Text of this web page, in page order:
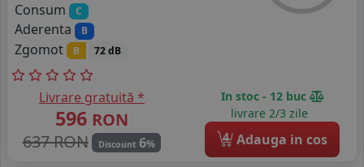
Consum
C
Aderenta B
Zgomot B 72 dB
Livrare gratuită *
596 RON
637 RON
Discount 6%
In stoc - 12 buc
livrare 2/3 zile
4 Adauga in cos